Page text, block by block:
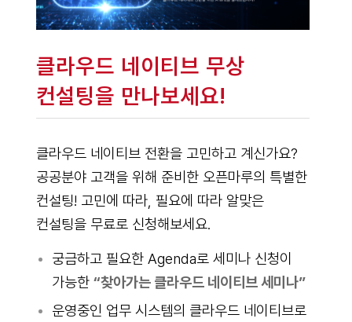
클라우드 네이티브 무상
컨설팅을 만나보세요!
클라우드 네이티브 전환을 고민하고 계신가요?
공공분야 고객을 위해 준비한 오픈마루의 특별한
컨설팅! 고민에 따라, 필요에 따라 알맞은
컨설팅을 무료로 신청해보세요.
궁금하고 필요한 Agenda로 세미나 신청이
가능한 “찾아가는 클라우드 네이티브 세미나”
운영중인 업무 시스템의 클라우드 네이티브로